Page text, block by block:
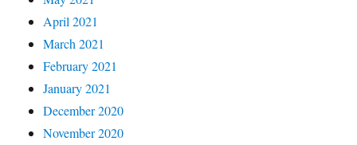
April 2021
March 2021
February 2021
January 2021
December 2020
November 2020